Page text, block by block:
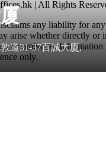
道31-37百誠大廈,
| All Rights
any liability for
arise whether directly or
or omission.
only.